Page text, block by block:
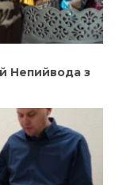
Непийвода з